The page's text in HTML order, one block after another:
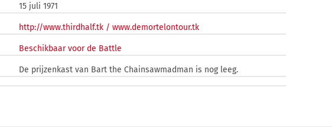
15 juli 1971
http://www.thirdhalf.tk / www.demortelontour.tk
Beschikbaar voor de Battle
De prijzenkast van Bart the Chainsawmadman is nog leeg.